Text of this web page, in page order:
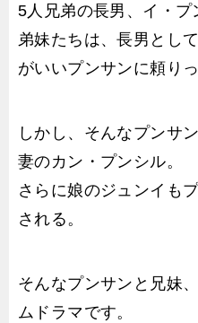
5人兄弟の長男、イ・プ
弟妹たちは、長男とし
がいいプンサンに頼りっ
しかし、そんなプンサ
妻のカン・プンシル。
さらに娘のジュンイも
される。
そんなプンサンと兄妹
ムドラマです。